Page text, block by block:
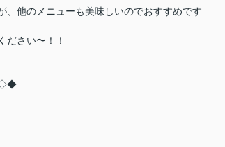
、他のメニューも美味しいのでおすすめです
ださい〜！！